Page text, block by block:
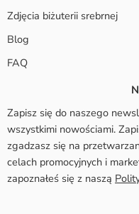
Zdjęcia biżuterii srebrnej
Blog
FAQ
Zapisz się do naszego
wszystkimi nowościami.
zgadzasz się na
celach promocyjnych i
zapoznałeś się z naszą